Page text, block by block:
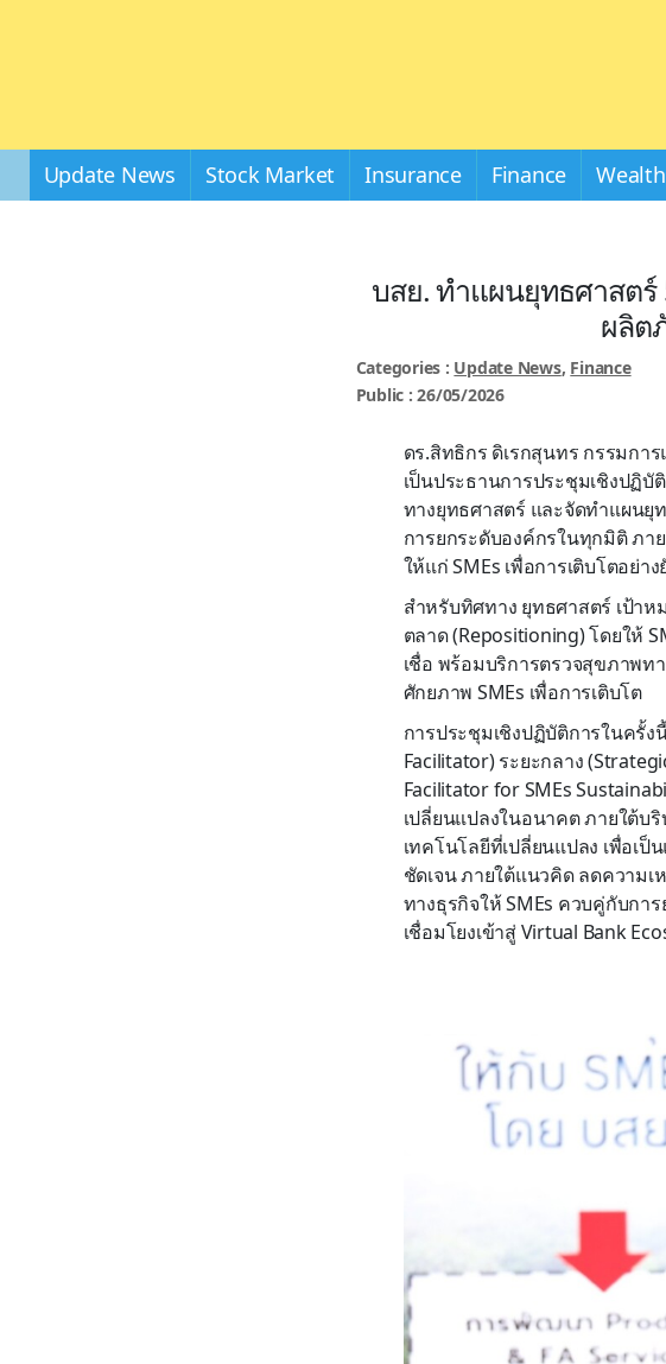
Update News Stock Market Insurance Finance Wealth
บสย. ทำแผนยุทธศาสตร์
ผลิต
Categories : Update News, Finance
Public : 26/05/2026
ดร.สิทธิกร ดิเรกสุนทร กรรมกา
เป็นประธานการประชุมเชิงปฏิ
ทางยุทธศาสตร์ และจัดทำแผนยุ
การยกระดับองค์กรในทุกมิติ ภา
ให้แก่ SMEs เพื่อการเติบโตอย่าง
สำหรับทิศทาง ยุทธศาสตร์ เป้า
ตลาด (Repositioning) โดยให้
เชื่อ พร้อมบริการตรวจสุขภาพท
ศักยภาพ SMEs เพื่อการเติบโต
การประชุมเชิงปฏิบัติการในครั้
Facilitator) ระยะกลาง
Facilitator for SMEs
เปลี่ยนแปลงในอนาคต ภายใต้บ
เทคโนโลยีที่เปลี่ยนแปลง เพื่อเ
ชัดเจน ภายใต้แนวคิด ลดความเ
ทางธุรกิจให้ SMEs ควบคู่กับกา
เชื่อมโยงเข้าสู่ Virtual Bank